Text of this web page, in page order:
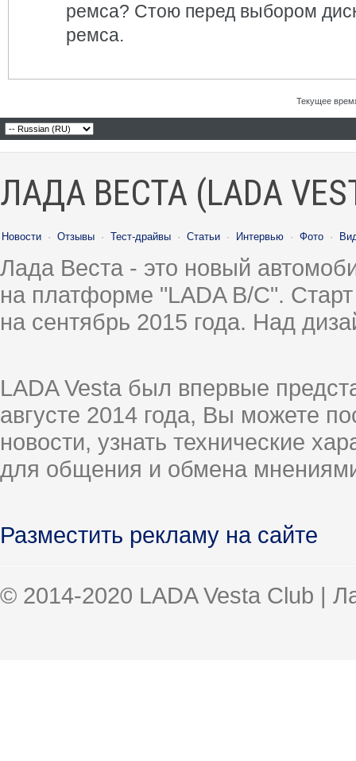
ремса? Стою перед выбором
ремса.
Текущее
ЛАДА ВЕСТА (LADA
Новости · Отзывы · Тест-драйвы · Статьи · Интервью · Фото ·
Лада Веста - это новый
на платформе "LADA B/C".
на сентябрь 2015 года. Над
LADA Vesta был впервые
августе 2014 года, Вы можете
новости, узнать технические
для общения и обмена
Разместить рекламу на сайте
© 2014-2020 LADA Vesta Club |